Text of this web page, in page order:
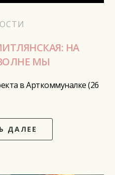
НА
МЫ
в Арткоммуналке (26
ДАЛЕЕ